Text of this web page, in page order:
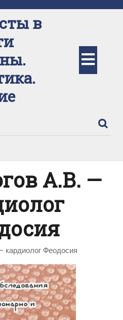
в
А.В. —
кардиолог Феодосия